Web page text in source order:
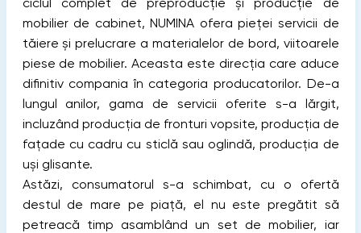
mobilier de cabinet, NUMINA ofera pieței servicii de
tăiere și prelucrare a materialelor de bord, viitoarele
piese de mobilier. Aceasta este direcția care aduce
difinitiv compania în categoria producatorilor. De-a
lungul anilor, gama de servicii oferite s-a lărgit,
incluzând producția de fronturi vopsite, producția de
fațade cu cadru cu sticlă sau oglindă, producția de
uși glisante.
Astăzi, consumatorul s-a schimbat, cu o ofertă
destul de mare pe piață, el nu este pregătit să
petreacă timp asamblând un set de mobilier, iar